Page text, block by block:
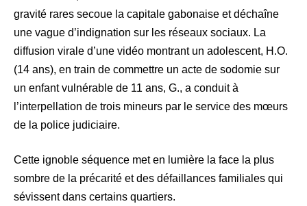
gravité rares secoue la capitale gabonaise et déchaîne
une vague d’indignation sur les réseaux sociaux. La
diffusion virale d’une vidéo montrant un adolescent, H.O.
(14 ans), en train de commettre un acte de sodomie sur
un enfant vulnérable de 11 ans, G., a conduit à
l’interpellation de trois mineurs par le service des mœurs
de la police judiciaire.
Cette ignoble séquence met en lumière la face la plus
sombre de la précarité et des défaillances familiales qui
sévissent dans certains quartiers.